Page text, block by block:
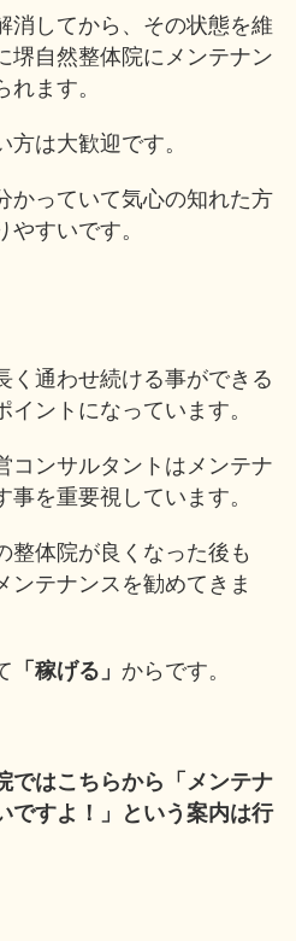
消してから、その状態を維
堺自然整体院にメンテナン
ます。
方は大歓迎です。
かっていて気心の知れた方
すいです。
く通わせ続ける事ができる
ントになっています。
コンサルタントはメンテナ
事を重要視しています。
整体院が良くなった後も
ンテナンスを勧めてきま
「稼げる」 からです。
ではこちらから「メンテナ
ですよ！」という案内は行